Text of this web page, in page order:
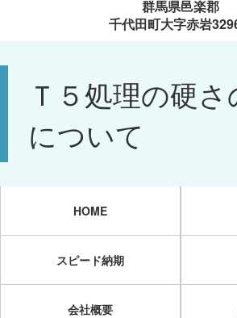
群馬県邑楽郡
千代田町大字赤岩
Ｔ５処理の硬
について
HOME
スピード納期
会社概要